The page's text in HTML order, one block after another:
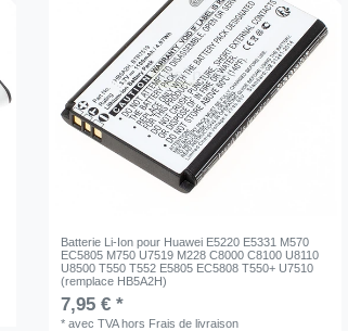
Batterie Li-Ion pour Huawei E5220 E5331 M570
EC5805 M750 U7519 M228 C8000 C8100 U8110
U8500 T550 T552 E5805 EC5808 T550+ U7510
(remplace HB5A2H)
7,95 € *
*avec TVAhors Frais de livraison